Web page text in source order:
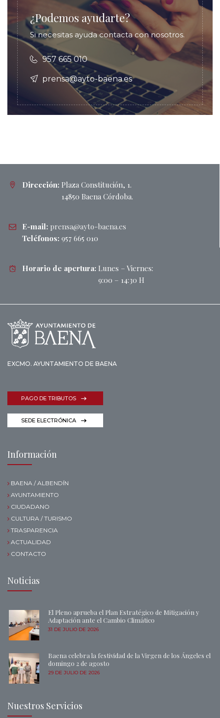
¿Podemos ayudarte?
Si necesitas ayuda contacta con nosotros.
957 665 010
prensa@ayto-baena.es
Dirección: Plaza Constitución, 1.
14850 Baena Córdoba.
E-mail: prensa@ayto-baena.es
Teléfonos: 957 665 010
Horario de apertura: Lunes – Viernes:
9:00 – 14:30 H
EXCMO. AYUNTAMIENTO DE BAENA
PAGO DE TRIBUTOS
SEDE ELECTRÓNICA
Información
BAENA / ALBENDÍN
AYUNTAMIENTO
CIUDADANO
CULTURA / TURISMO
TRASPARENCIA
ACTUALIDAD
CONTACTO
Noticias
El Pleno aprueba el Plan Estratégico de Mitigación y
Adaptación ante el Cambio Climático
31 DE JULIO DE 2026
Baena celebra la festividad de la Virgen de los Ángeles el
domingo 2 de agosto
29 DE JULIO DE 2026
Nuestros Servicios